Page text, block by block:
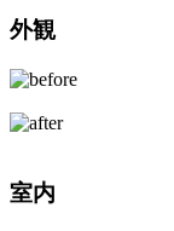
外観
室内